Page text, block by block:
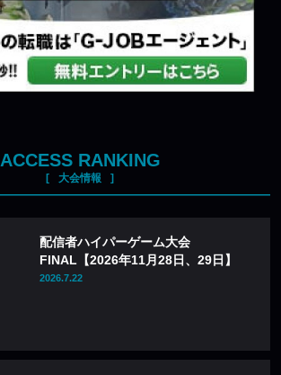
ACCESS RANKING
大会情報
配信者ハイパーゲーム大会
FINAL【2026年11月28日、29日】
2026.7.22